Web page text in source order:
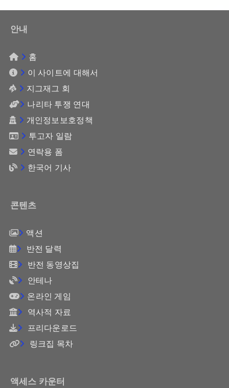
안내
홈
이 사이트에 대해서
지그재그 회
나리타 투쟁 연대
개인정보보호정책
투고자 일람
연락용 폼
한국어 기사
콘텐츠
액션
반전 달력
반전 동영상집
안테나
온라인 게임
역사적 자료
프리다운로드
링크집 목차
액세스 카운터